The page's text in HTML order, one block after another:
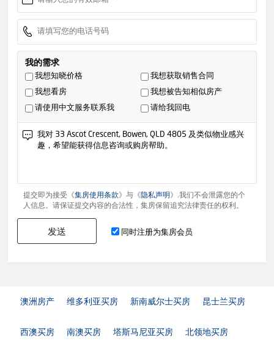
我的需求
我想知晓价格
我想获取销售合同
我想看房
我想被告知相似房产
请使用中文服务联系我
请给我回电
提交即为接受《集房使用条款》与《 隐私声明 》.我们不会泄露您的个
人信息。请保证提交内容的合法性，集房保留追究法律责任的权利。
发送 同时注册为集房会员
澳洲房产 维多利亚买房 新南威尔士买房 昆士兰买房
西澳买房 南澳买房 塔斯马尼亚买房 北领地买房